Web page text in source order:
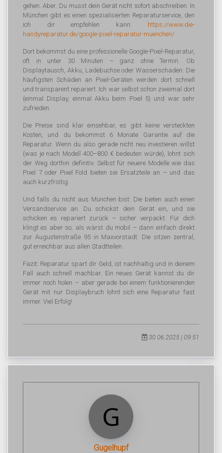
gehen. Aber: Du musst dein Gerät nicht sofort abschreiben. In
München gibt es einen spezialisierten Reparaturservice, den
ich dir empfehlen kann: https://www.die-
handyreparatur.de/google-pixel-reparatur-muenchen/
Dort bekommst du eine professionelle Google-Pixel-Reparatur,
oft in unter 30 Minuten – ganz ohne Termin. Ob
Displaytausch, Akku, Ladebuchse oder Wasserschaden: Die
häufigsten Schäden an Pixel-Geräten werden dort schnell
und transparent repariert. Ich war selbst schon zweimal dort
(einmal Display, einmal Akku beim Pixel 5) und war sehr
zufrieden.
Die Preise sind klar einsehbar, es gibt keine versteckten
Kosten, und du bekommst 6 Monate Garantie auf die
Reparatur. Wenn du also gerade nicht neu investieren willst
(was je nach Modell 400–800 € bedeuten würde), lohnt sich
der Weg dorthin definitiv. Selbst für neuere Modelle wie das
Pixel 7 oder Pixel Fold bieten sie Ersatzteile an – und das
auch kurzfristig.
Und falls du nicht aus München bist: Die bieten auch einen
Versandservice an. Du schickst dein Gerät ein, und sie
schicken es repariert zurück – sicher verpackt. Für dich
klingt es aber so, als wärst du mobil – dann einfach direkt
zur Augustenstraße 95 in Maxvorstadt. Die sitzen zentral,
gut erreichbar aus allen Stadtteilen.
Fazit: Reparatur spart dir Geld, ist nachhaltig und in deinem
Fall auch schnell machbar. Ein neues Gerät kannst du dir
immer noch holen – aber gerade bei einem funktionierenden
Gerät mit nur Displaybruch lohnt sich eine Reparatur fast
immer. Viel Erfolg!
30.06.2025 | 09:51
Gugelhupf